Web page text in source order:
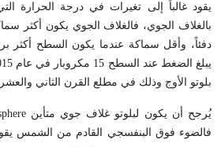
يقود غالباً إلى تغيرات في درجة الحرارة
بالغلاف الجوي، فالغلاف الجوي يكون أكثر
دفئاً، وأقل سماكة عندما يكون السطح أكثر
بلوتو الأوج وذلك في مطلع القرن الثاني
فالضوء فوق البنفسجي القادم من الشمس